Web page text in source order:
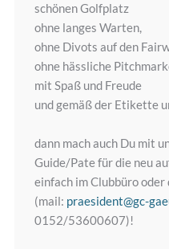
schönen Golfplatz
ohne langes Warten,
ohne Divots auf den
ohne hässliche
mit Spaß und Freude
und gemäß der Etikette
dann mach auch Du mit
Guide/Pate für die neu
einfach im Clubbüro
(mail: praesident@gc-
0152/53600607)!